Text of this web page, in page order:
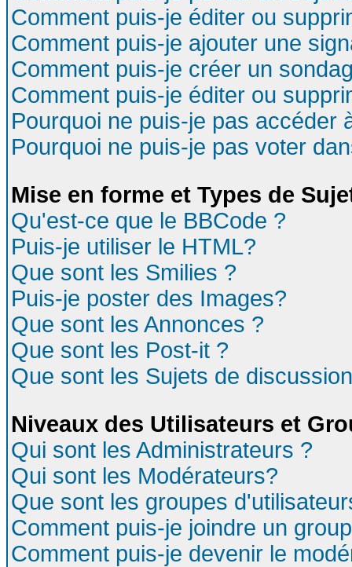
Comment puis-je éditer ou
Comment puis-je ajouter une
Comment puis-je créer un
Comment puis-je éditer ou
Pourquoi ne puis-je pas accéder
Pourquoi ne puis-je pas voter
Mise en forme et Types de
Qu'est-ce que le BBCode ?
Puis-je utiliser le HTML?
Que sont les Smilies ?
Puis-je poster des Images?
Que sont les Annonces ?
Que sont les Post-it ?
Que sont les Sujets de
Niveaux des Utilisateurs et
Qui sont les Administrateurs ?
Qui sont les Modérateurs?
Que sont les groupes
Comment puis-je joindre un
Comment puis-je devenir le